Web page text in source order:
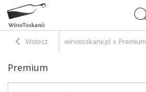
Wstecz winotoskanii.pl Premium
Premium